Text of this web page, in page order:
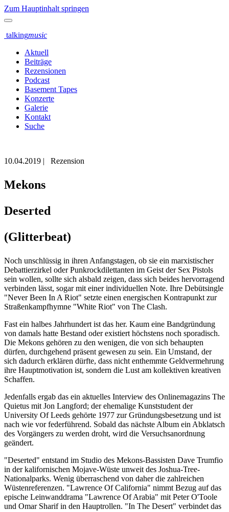
Zum Hauptinhalt springen
talkingmusic
Aktuell
Beiträge
Rezensionen
Podcast
Basement Tapes
Konzerte
Galerie
Kontakt
Suche
10.04.2019 | Rezension
Mekons
Deserted
(Glitterbeat)
Noch unschlüssig in ihren Anfangstagen, ob sie ein marxistischer
Debattierzirkel oder Punkrockdilettanten im Geist der Sex Pistols
sein wollen, sollte sich alsbald zeigen, dass sich beides hervorragend
verbinden lässt, sogar mit einer individuellen Note. Ihre Debütsingle
"Never Been In A Riot" setzte einen energischen Kontrapunkt zur
Straßenkampfhymne "White Riot" von The Clash.
Fast ein halbes Jahrhundert ist das her. Kaum eine Bandgründung
von damals hatte Bestand oder existiert höchstens noch sporadisch.
Die Mekons gehören zu den wenigen, die von sich behaupten
dürfen, durchgehend präsent gewesen zu sein. Ein Umstand, der
sich dadurch erklären dürfte, dass nicht enthemmte Geldvermehrung
ihre Hauptmotivation ist, sondern die Lust am kollektiven kreativen
Schaffen.
Jedenfalls ergab das ein aktuelles Interview des Onlinemagazins The
Quietus mit Jon Langford; der ehemalige Kunststudent der
University Of Leeds gehörte 1977 zur Gründungsbesetzung und ist
nach wie vor federführend. Sobald das nächste Album ein Abklatsch
des Vorgängers zu werden droht, wird die Versuchsanordnung
geändert.
"Deserted" entstand im Studio des Mekons-Bassisten Dave Trumfio
in der kalifornischen Mojave-Wüste unweit des Joshua-Tree-
Nationalparks. Wenig überraschend von daher die zahlreichen
Wüstenreferenzen. "Lawrence Of California" nimmt Bezug auf das
epische Leinwanddrama "Lawrence Of Arabia" mit Peter O'Toole
und Omar Sharif in den Hauptrollen. "In The Desert" verbindet das